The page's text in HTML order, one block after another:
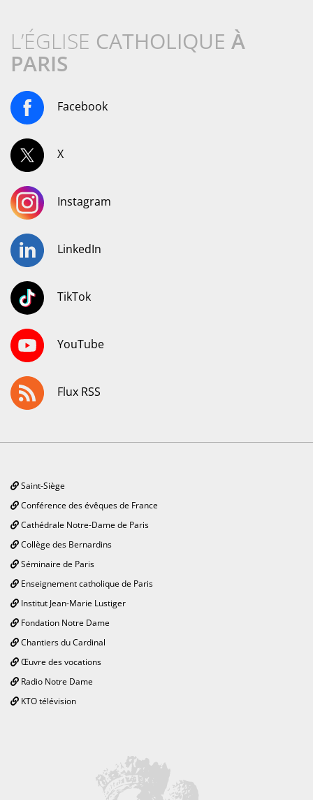
L’ÉGLISE CATHOLIQUE À
PARIS
Facebook
X
Instagram
LinkedIn
TikTok
YouTube
Flux RSS
Saint-Siège
Conférence des évêques de France
Cathédrale Notre-Dame de Paris
Collège des Bernardins
Séminaire de Paris
Enseignement catholique de Paris
Institut Jean-Marie Lustiger
Fondation Notre Dame
Chantiers du Cardinal
Œuvre des vocations
Radio Notre Dame
KTO télévision